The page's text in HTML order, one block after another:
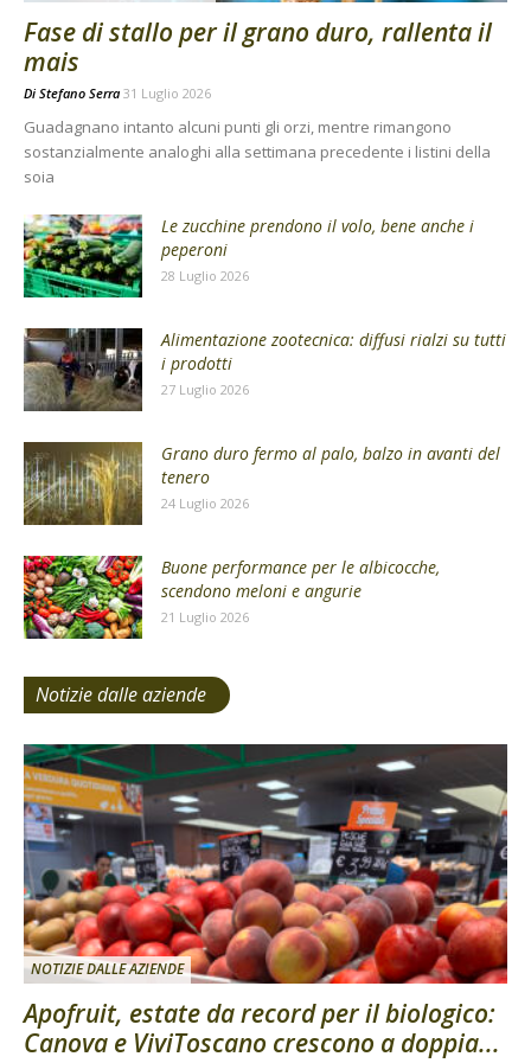
Fase di stallo per il grano duro, rallenta il
mais
Di Stefano Serra 31 Luglio 2026
Guadagnano intanto alcuni punti gli orzi, mentre rimangono
sostanzialmente analoghi alla settimana precedente i listini della
soia
Le zucchine prendono il volo, bene anche i
peperoni
28 Luglio 2026
Alimentazione zootecnica: diffusi rialzi su tutti
i prodotti
27 Luglio 2026
Grano duro fermo al palo, balzo in avanti del
tenero
24 Luglio 2026
Buone performance per le albicocche,
scendono meloni e angurie
21 Luglio 2026
Notizie dalle aziende
NOTIZIE DALLE AZIENDE
Apofruit, estate da record per il biologico:
Canova e ViviToscano crescono a doppia...